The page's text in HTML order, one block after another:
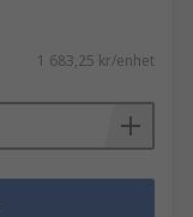
1 683,25 kr/enhet